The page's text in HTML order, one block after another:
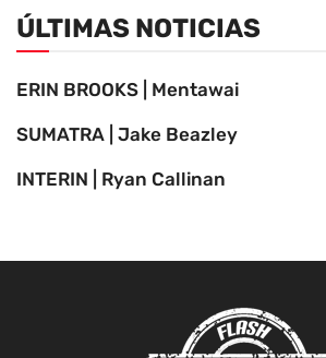
ÚLTIMAS NOTICIAS
ERIN BROOKS | Mentawai
SUMATRA | Jake Beazley
INTERIN | Ryan Callinan